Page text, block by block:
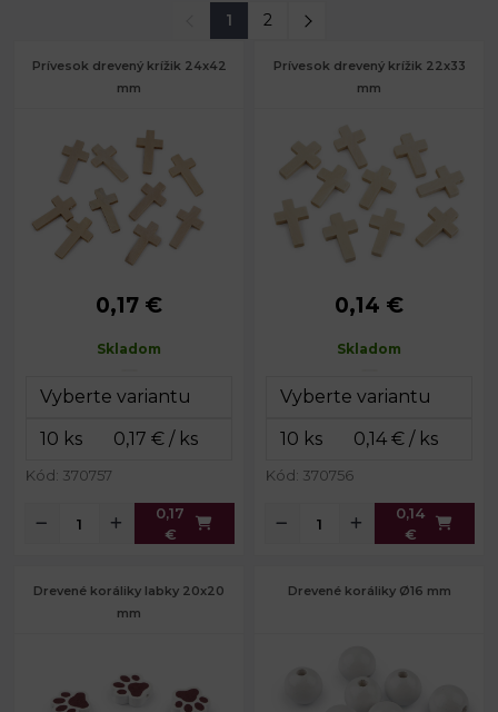
1 2
Prívesok drevený krížik 24x42
mm
Rozmery:
24 x 42 mm
0,17 €
Skladom
Kód: 370757
0,17
€
Prívesok drevený krížik 22x33
mm
Rozmery:
22 x 33 mm
0,14 €
Skladom
Kód: 370756
0,14
€
Drevené koráliky labky 20x20
mm
Drevené koráliky Ø16 mm